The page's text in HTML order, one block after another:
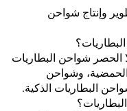
وإنتاج شواحن
الحصر شواحن البطاريات
وشواحن
البطاريات الذكية.